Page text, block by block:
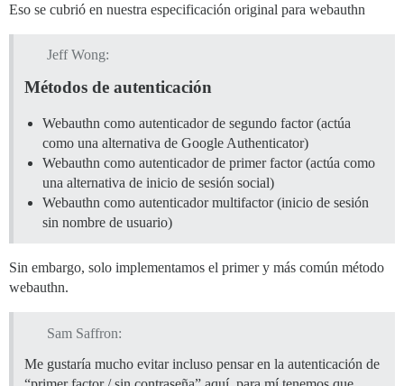
Eso se cubrió en nuestra especificación original para webauthn
Jeff Wong:
Métodos de autenticación
Webauthn como autenticador de segundo factor (actúa
como una alternativa de Google Authenticator)
Webauthn como autenticador de primer factor (actúa como
una alternativa de inicio de sesión social)
Webauthn como autenticador multifactor (inicio de sesión
sin nombre de usuario)
Sin embargo, solo implementamos el primer y más común método
webauthn.
Sam Saffron:
Me gustaría mucho evitar incluso pensar en la autenticación de